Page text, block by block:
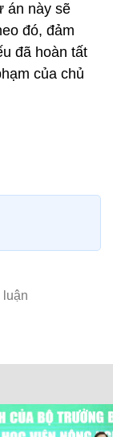
án này sẽ
đó, đảm
đã hoàn tất
của chủ